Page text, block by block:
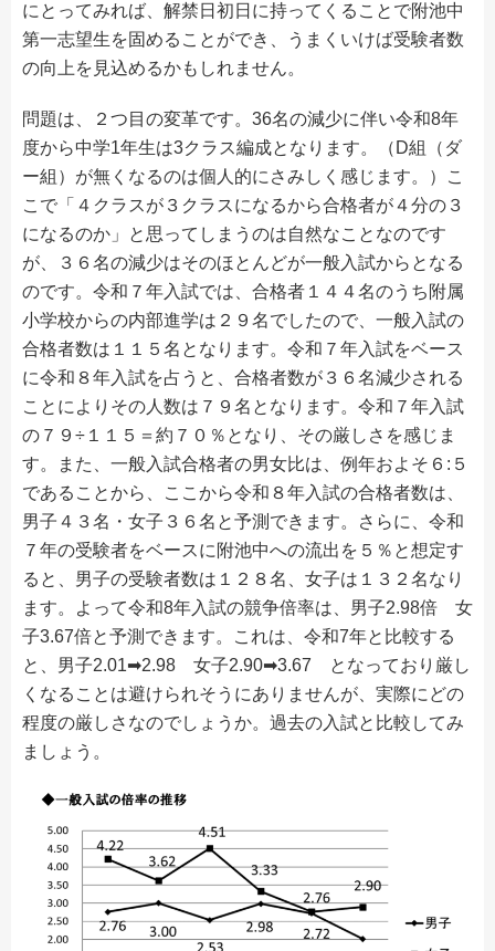
にとってみれば、解禁日初日に持ってくることで附池中
第一志望生を固めることができ、うまくいけば受験者数
の向上を見込めるかもしれません。
問題は、２つ目の変革です。36名の減少に伴い令和8年
度から中学1年生は3クラス編成となります。（D組（ダ
ー組）が無くなるのは個人的にさみしく感じます。）こ
こで「４クラスが３クラスになるから合格者が４分の３
になるのか」と思ってしまうのは自然なことなのです
が、３６名の減少はそのほとんどが一般入試からとなる
のです。令和７年入試では、合格者１４４名のうち附属
小学校からの内部進学は２９名でしたので、一般入試の
合格者数は１１５名となります。令和７年入試をベース
に令和８年入試を占うと、合格者数が３６名減少される
ことによりその人数は７９名となります。令和７年入試
の７９÷１１５＝約７０％となり、その厳しさを感じま
す。また、一般入試合格者の男女比は、例年およそ６:５
であることから、ここから令和８年入試の合格者数は、
男子４３名・女子３６名と予測できます。さらに、令和
７年の受験者をベースに附池中への流出を５％と想定す
ると、男子の受験者数は１２８名、女子は１３２名なり
ます。よって令和8年入試の競争倍率は、男子2.98倍 女
子3.67倍と予測できます。これは、令和7年と比較する
と、男子2.01➡2.98 女子2.90➡3.67 となっており厳し
くなることは避けられそうにありませんが、実際にどの
程度の厳しさなのでしょうか。過去の入試と比較してみ
ましょう。
メールでのお問い合わせ